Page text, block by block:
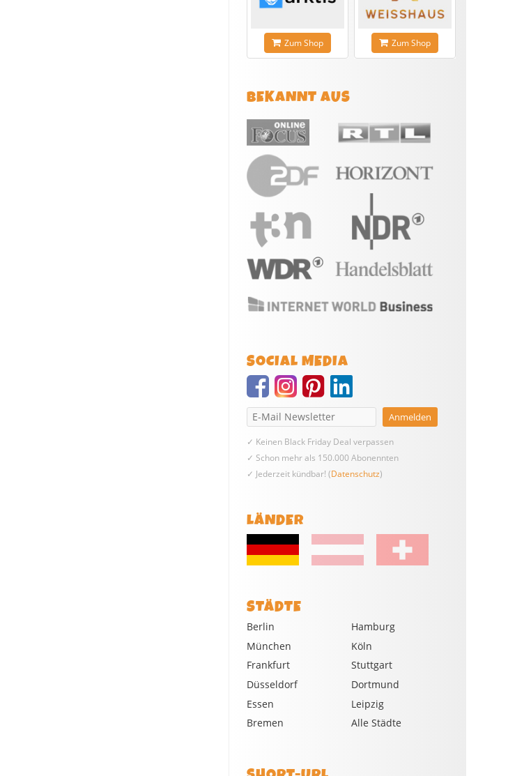
Zum Shop Zum Shop
BEKANNT AUS
SOCIAL MEDIA
✓ Keinen Black Friday Deal verpassen
✓ Schon mehr als 150.000 Abonennten
✓ Jederzeit kündbar! (Datenschutz)
LÄNDER
STÄDTE
Berlin
Hamburg
München
Köln
Frankfurt
Stuttgart
Düsseldorf
Dortmund
Essen
Leipzig
Bremen
Alle Städte